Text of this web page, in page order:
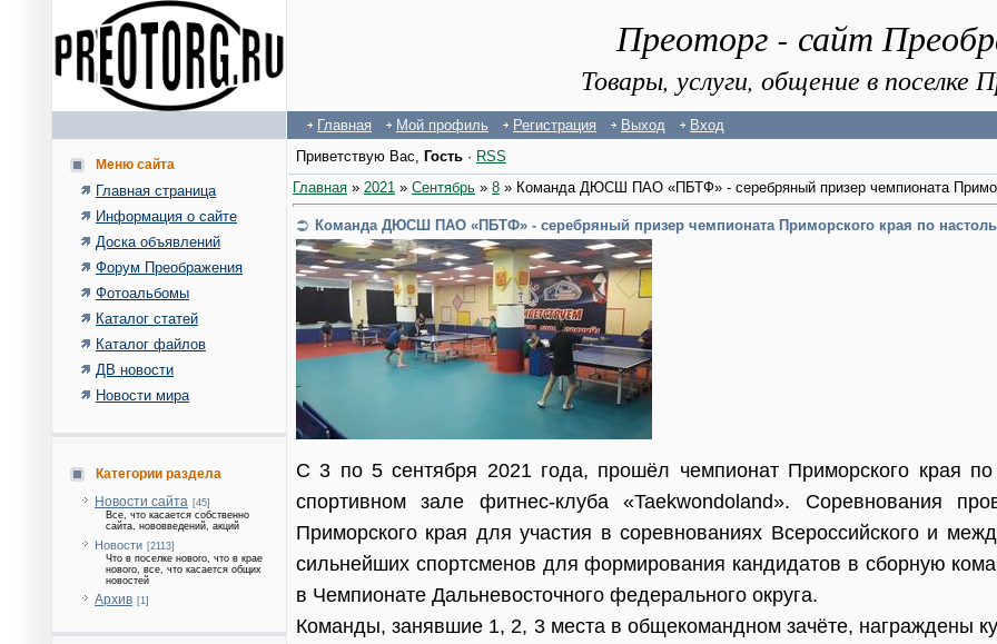
Преоторг - сайт
Товары, услуги, общение в поселке
Главная Мой профиль Регистрация Выход Вход
Меню сайта
Главная страница
Информация о сайте
Доска объявлений
Форум Преображения
Фотоальбомы
Каталог статей
Каталог файлов
ДВ новости
Новости мира
Категории раздела
Новости сайта [45]
Все, что касается собственно
сайта, нововведений, акций
Новости [2113]
Что в поселке нового, что в крае
нового, все, что касается общих
новостей
Архив [1]
Приветствую Вас, Гость · RSS
Главная » 2021 » Сентябрь » 8 » Команда ДЮСШ ПАО «ПБТФ» - серебряный призер чемпионата
Команда ДЮСШ ПАО «ПБТФ» - серебряный призер чемпионата Приморского края по
С 3 по 5 сентября 2021 года, прошёл чемпионат Приморского края по
спортивном зале фитнес-клуба «Taekwondoland». Соревнования
Приморского края для участия в соревнованиях Всероссийского и
сильнейших спортсменов для формирования кандидатов в сборную
в Чемпионате Дальневосточного федерального округа.
Команды, занявшие 1, 2, 3 места в общекомандном зачёте, награждены